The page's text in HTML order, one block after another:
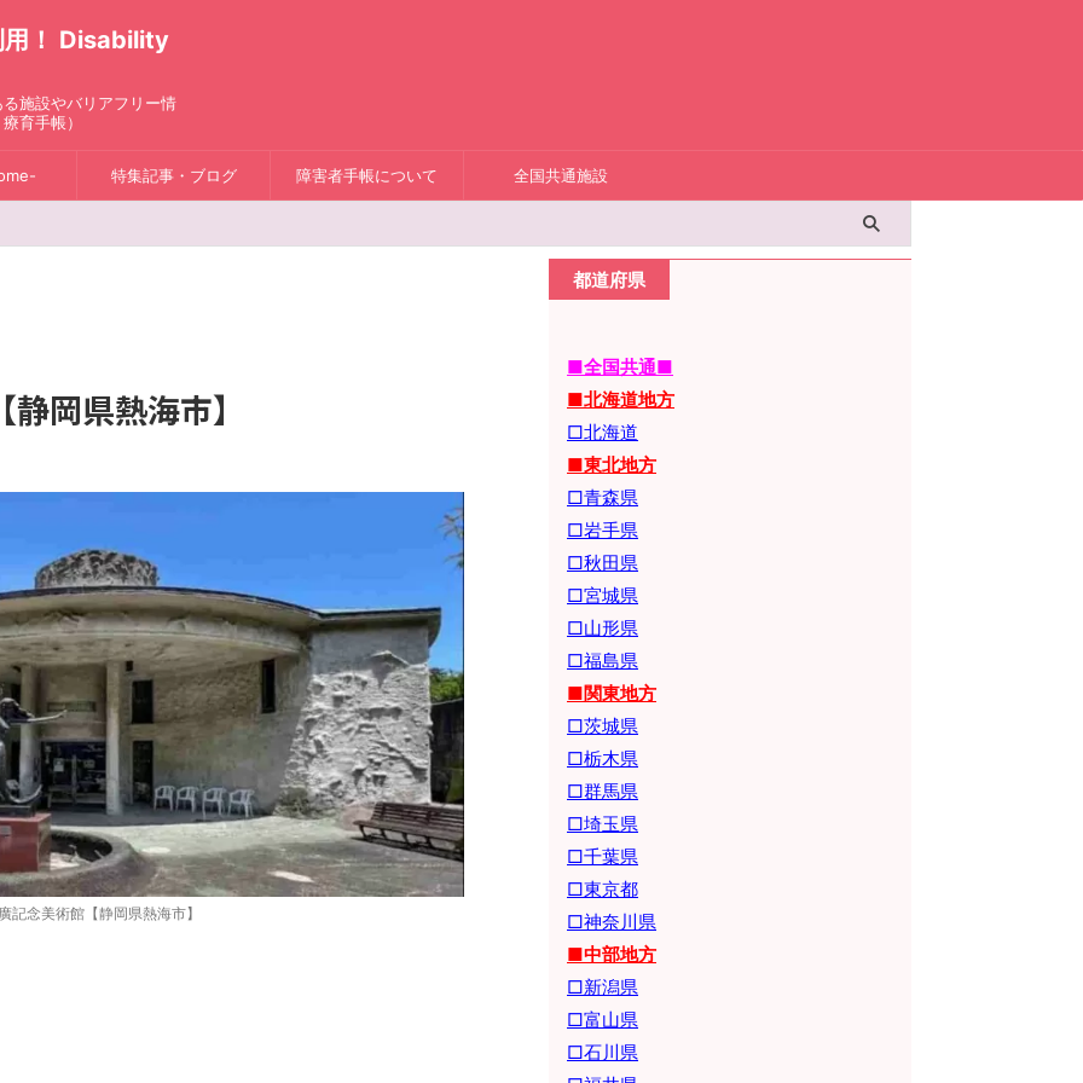
用！ Disability
施設やバリアフリー情
育手帳）
特集記事・ブログ 障害者手帳について 全国共通施設
岡県熱海市】
記念美術館【静岡県熱海市】
都道府県
■全国共通■
■北海道地方
□北海道
■東北地方
□青森県
□岩手県
□秋田県
□宮城県
□山形県
□福島県
■関東地方
□茨城県
□栃木県
□群馬県
□埼玉県
□千葉県
□東京都
□神奈川県
■中部地方
□新潟県
□富山県
□石川県